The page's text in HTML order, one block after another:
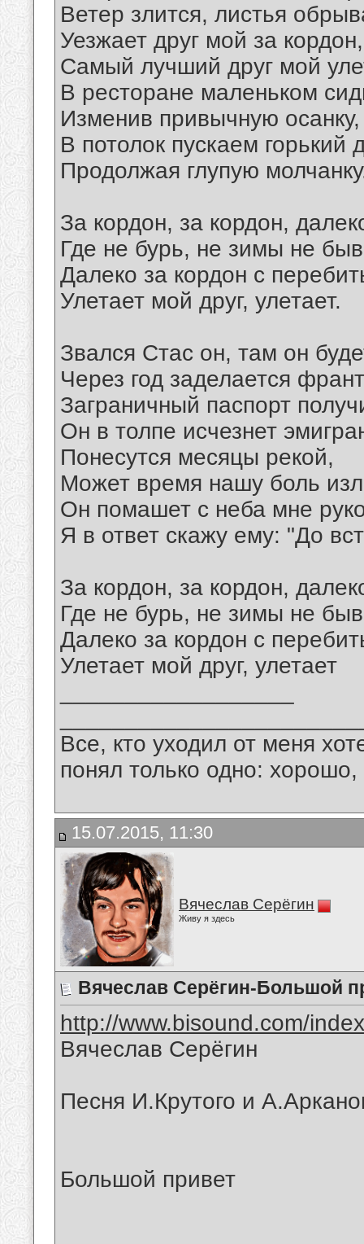
Ветер злится, листья
Уезжает друг мой за кордон,
Самый лучший друг мой
В ресторане маленьком
Изменив привычную осанку,
В потолок пускаем горький
Продолжая глупую
За кордон, за кордон,
Где не бурь, не зимы не
Далеко за кордон с
Улетает мой друг, улетает.
Звался Стас он, там он
Через год заделается
Заграничный паспорт
Он в толпе исчезнет
Понесутся месяцы рекой,
Может время нашу боль
Он помашет с неба мне
Я в ответ скажу ему: "До
За кордон, за кордон,
Где не бурь, не зимы не
Далеко за кордон с
Улетает мой друг, улетает
Все, кто уходил от меня
понял только одно:
15.07.2015, 11:30
Вячеслав Серёгин
Живу я здесь
Вячеслав Серёгин-Большой
http://www.bisound.com/
Вячеслав Серёгин
Песня И.Крутого и
Большой привет